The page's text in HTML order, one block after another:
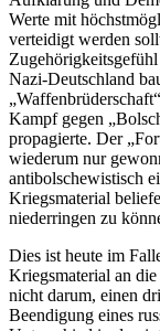
Werte mit
verteidigt werden
Nazi-Deutschland
Kampf gegen
propagierte. Der
wiederum nur
antibolschewistisch
Kriegsmaterial
niederringen zu
Dies ist heute im
Kriegsmaterial an
nicht darum, einen
Beendigung eines